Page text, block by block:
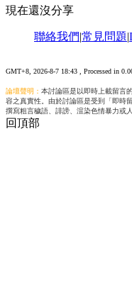
現在還沒分享
聯絡我們|常見問題|
GMT+8, 2026-8-7 18:43 , Processed in
論壇聲明： 本討論區是以即時上載留言
容之真實性。由於討論區是受到「即時
撰寫粗言穢語、誹謗、渲染色情暴力或
回頂部